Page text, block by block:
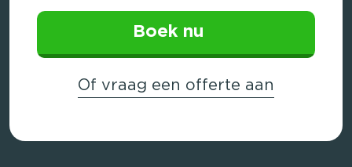
Boek nu
Of vraag een offerte aan